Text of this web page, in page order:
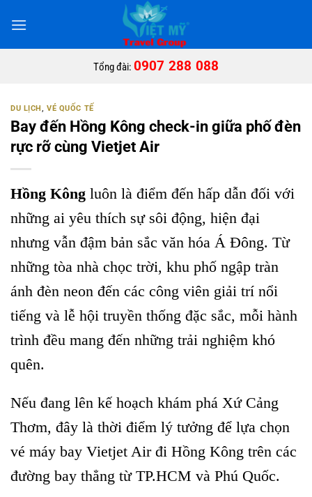
qua
Tổng đài: 0907 288 088
DU LỊCH,VÉ QUỐC TẾ
Bay đến Hồng Kông check-in giữa phố đèn
rực rỡ cùng Vietjet Air
Hồng Kông luôn là điểm đến hấp dẫn đối với
những ai yêu thích sự sôi động, hiện đại
nhưng vẫn đậm bản sắc văn hóa Á Đông. Từ
những tòa nhà chọc trời, khu phố ngập tràn
ánh đèn neon đến các công viên giải trí nổi
tiếng và lễ hội truyền thống đặc sắc, mỗi hành
trình đều mang đến những trải nghiệm khó
quên.
Nếu đang lên kế hoạch khám phá Xứ Cảng
Thơm, đây là thời điểm lý tưởng để lựa chọn
vé máy bay Vietjet Air đi Hồng Kông trên các
đường bay thẳng từ TP.HCM và Phú Quốc.